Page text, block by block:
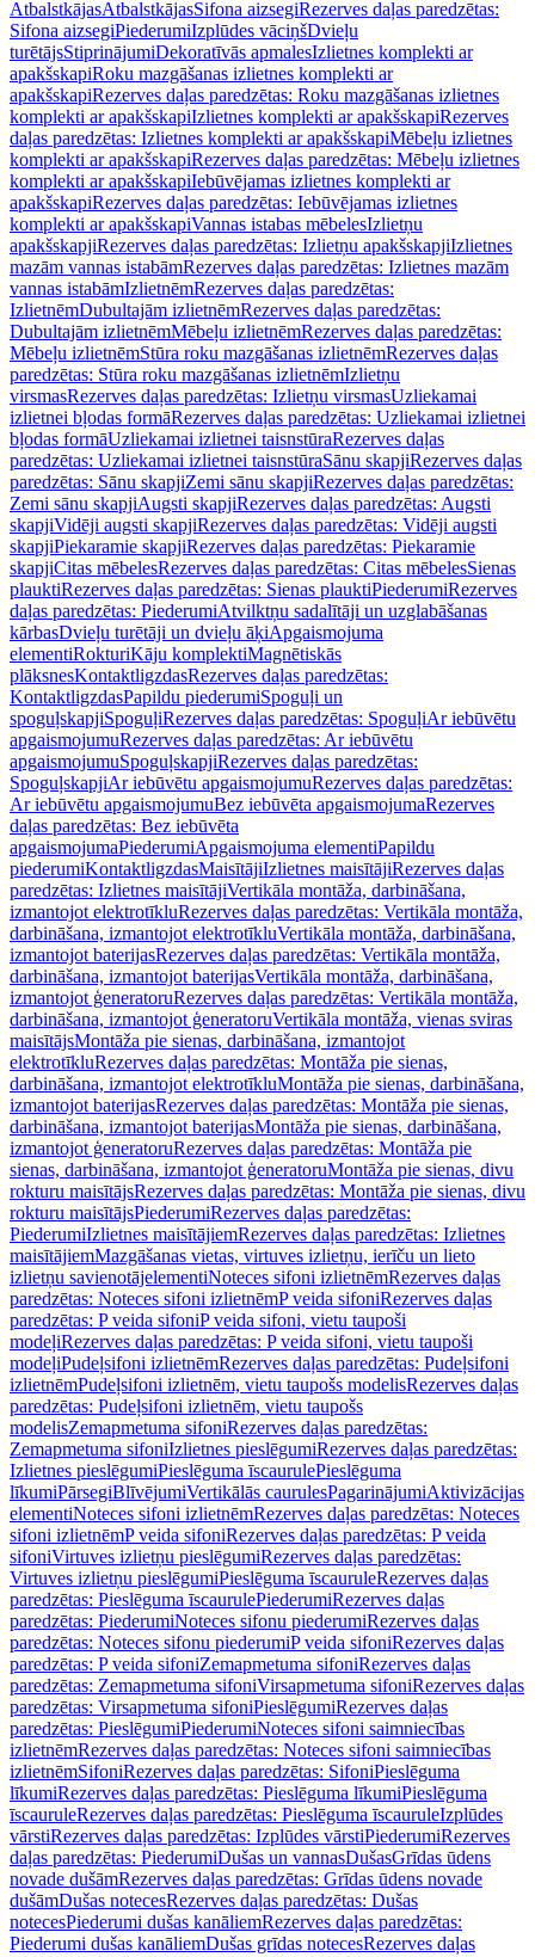
AtbalstkājasAtbalstkājasSifona aizsegiRezerves daļas paredzētas:
Sifona aizsegiPiederumiIzplūdes vāciņšDvieļu
turētājsStiprinājumiDekoratīvās apmalesIzlietnes komplekti ar
apakšskapiRoku mazgāšanas izlietnes komplekti ar
apakšskapiRezerves daļas paredzētas: Roku mazgāšanas izlietnes
komplekti ar apakšskapiIzlietnes komplekti ar apakšskapiRezerves
daļas paredzētas: Izlietnes komplekti ar apakšskapiMēbeļu izlietnes
komplekti ar apakšskapiRezerves daļas paredzētas: Mēbeļu izlietnes
komplekti ar apakšskapiIebūvējamas izlietnes komplekti ar
apakšskapiRezerves daļas paredzētas: Iebūvējamas izlietnes
komplekti ar apakšskapiVannas istabas mēbelesIzlietņu
apakšskapjiRezerves daļas paredzētas: Izlietņu apakšskapjiIzlietnes
mazām vannas istabāmRezerves daļas paredzētas: Izlietnes mazām
vannas istabāmIzlietnēmRezerves daļas paredzētas:
IzlietnēmDubultajām izlietnēmRezerves daļas paredzētas:
Dubultajām izlietnēmMēbeļu izlietnēmRezerves daļas paredzētas:
Mēbeļu izlietnēmStūra roku mazgāšanas izlietnēmRezerves daļas
paredzētas: Stūra roku mazgāšanas izlietnēmIzlietņu
virsmasRezerves daļas paredzētas: Izlietņu virsmasUzliekamai
izlietnei bļodas formāRezerves daļas paredzētas: Uzliekamai izlietnei
bļodas formāUzliekamai izlietnei taisnstūraRezerves daļas
paredzētas: Uzliekamai izlietnei taisnstūraSānu skapjiRezerves daļas
paredzētas: Sānu skapjiZemi sānu skapjiRezerves daļas paredzētas:
Zemi sānu skapjiAugsti skapjiRezerves daļas paredzētas: Augsti
skapjiVidēji augsti skapjiRezerves daļas paredzētas: Vidēji augsti
skapjiPiekaramie skapjiRezerves daļas paredzētas: Piekaramie
skapjiCitas mēbelesRezerves daļas paredzētas: Citas mēbelesSienas
plauktiRezerves daļas paredzētas: Sienas plauktiPiederumiRezerves
daļas paredzētas: PiederumiAtvilktņu sadalītāji un uzglabāšanas
kārbasDvieļu turētāji un dvieļu āķiApgaismojuma
elementiRokturiKāju komplektiMagnētiskās
plāksnesKontaktligzdasRezerves daļas paredzētas:
KontaktligzdasPapildu piederumiSpoguļi un
spoguļskapjiSpoguļiRezerves daļas paredzētas: SpoguļiAr iebūvētu
apgaismojumuRezerves daļas paredzētas: Ar iebūvētu
apgaismojumuSpoguļskapjiRezerves daļas paredzētas:
SpoguļskapjiAr iebūvētu apgaismojumuRezerves daļas paredzētas:
Ar iebūvētu apgaismojumuBez iebūvēta apgaismojumaRezerves
daļas paredzētas: Bez iebūvēta
apgaismojumaPiederumiApgaismojuma elementiPapildu
piederumiKontaktligzdasMaisītājiIzlietnes maisītājiRezerves daļas
paredzētas: Izlietnes maisītājiVertikāla montāža, darbināšana,
izmantojot elektrotīkluRezerves daļas paredzētas: Vertikāla montāža,
darbināšana, izmantojot elektrotīkluVertikāla montāža, darbināšana,
izmantojot baterijasRezerves daļas paredzētas: Vertikāla montāža,
darbināšana, izmantojot baterijasVertikāla montāža, darbināšana,
izmantojot ģeneratoruRezerves daļas paredzētas: Vertikāla montāža,
darbināšana, izmantojot ģeneratoruVertikāla montāža, vienas sviras
maisītājsMontāža pie sienas, darbināšana, izmantojot
elektrotīkluRezerves daļas paredzētas: Montāža pie sienas,
darbināšana, izmantojot elektrotīkluMontāža pie sienas, darbināšana,
izmantojot baterijasRezerves daļas paredzētas: Montāža pie sienas,
darbināšana, izmantojot baterijasMontāža pie sienas, darbināšana,
izmantojot ģeneratoruRezerves daļas paredzētas: Montāža pie
sienas, darbināšana, izmantojot ģeneratoruMontāža pie sienas, divu
rokturu maisītājsRezerves daļas paredzētas: Montāža pie sienas, divu
rokturu maisītājsPiederumiRezerves daļas paredzētas:
PiederumiIzlietnes maisītājiemRezerves daļas paredzētas: Izlietnes
maisītājiemMazgāšanas vietas, virtuves izlietņu, ierīču un lieto
izlietņu savienotājelementiNoteces sifoni izlietnēmRezerves daļas
paredzētas: Noteces sifoni izlietnēmP veida sifoniRezerves daļas
paredzētas: P veida sifoniP veida sifoni, vietu taupoši
modeļiRezerves daļas paredzētas: P veida sifoni, vietu taupoši
modeļiPudeļsifoni izlietnēmRezerves daļas paredzētas: Pudeļsifoni
izlietnēmPudeļsifoni izlietnēm, vietu taupošs modelisRezerves daļas
paredzētas: Pudeļsifoni izlietnēm, vietu taupošs
modelisZemapmetuma sifoniRezerves daļas paredzētas:
Zemapmetuma sifoniIzlietnes pieslēgumiRezerves daļas paredzētas:
Izlietnes pieslēgumiPieslēguma īscaurulePieslēguma
līkumiPārsegiBlīvējumiVertikālās caurulesPagarinājumiAktivizācijas
elementiNoteces sifoni izlietnēmRezerves daļas paredzētas: Noteces
sifoni izlietnēmP veida sifoniRezerves daļas paredzētas: P veida
sifoniVirtuves izlietņu pieslēgumiRezerves daļas paredzētas:
Virtuves izlietņu pieslēgumiPieslēguma īscauruleRezerves daļas
paredzētas: Pieslēguma īscaurulePiederumiRezerves daļas
paredzētas: PiederumiNoteces sifonu piederumiRezerves daļas
paredzētas: Noteces sifonu piederumiP veida sifoniRezerves daļas
paredzētas: P veida sifoniZemapmetuma sifoniRezerves daļas
paredzētas: Zemapmetuma sifoniVirsapmetuma sifoniRezerves daļas
paredzētas: Virsapmetuma sifoniPieslēgumiRezerves daļas
paredzētas: PieslēgumiPiederumiNoteces sifoni saimniecības
izlietnēmRezerves daļas paredzētas: Noteces sifoni saimniecības
izlietnēmSifoniRezerves daļas paredzētas: SifoniPieslēguma
līkumiRezerves daļas paredzētas: Pieslēguma līkumiPieslēguma
īscauruleRezerves daļas paredzētas: Pieslēguma īscauruleIzplūdes
vārstiRezerves daļas paredzētas: Izplūdes vārstiPiederumiRezerves
daļas paredzētas: PiederumiDušas un vannasDušasGrīdas ūdens
novade dušāmRezerves daļas paredzētas: Grīdas ūdens novade
dušāmDušas notecesRezerves daļas paredzētas: Dušas
notecesPiederumi dušas kanāliemRezerves daļas paredzētas:
Piederumi dušas kanāliemDušas grīdas notecesRezerves daļas